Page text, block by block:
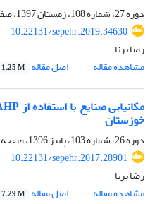
دوره 27، شماره 108، زمستان 1397، صفحه
10.22131/sepehr.2019.34630
رضا برنا
مشاهده مقاله
اصل مقاله 1.25 M
خوزستان
دوره 26، شماره 103، پاییز 1396، صفحه
10.22131/sepehr.2017.28901
رضا برنا
مشاهده مقاله
اصل مقاله 7.29 M